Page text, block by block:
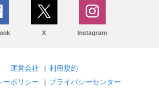
X Instagram
運営会社 | 利用規約
ーポリシー
| プライバシーセンター